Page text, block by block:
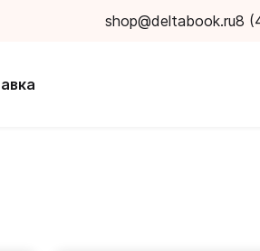
shop@deltabook.ru8